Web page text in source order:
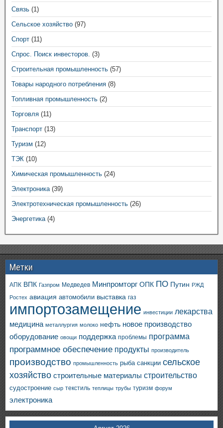
Связь (1)
Сельское хозяйство (97)
Спорт (11)
Спрос. Поиск инвесторов. (3)
Строительная промышленность (57)
Товары народного потребления (8)
Топливная промышленность (2)
Торговля (11)
Транспорт (13)
Туризм (12)
ТЭК (10)
Химическая промышленность (24)
Электроника(39)
Электротехническая промышленность (26)
Энергетика(4)
Метки
АПК ВПК Газпром Медведев Минпромторг ОПК ПО Путин РЖД
Ростех авиация автомобили выставка газ
импортозамещение инвестиции лекарства
медицина металлургия молоко нефть новое производство
оборудование овощи поддержка проблемы программа
программное обеспечение продукты производитель
производство промышленность рыба санкции сельское
хозяйство строительные материалы строительство
судостроение сыр текстиль теплицы трубы туризм форум
электроника